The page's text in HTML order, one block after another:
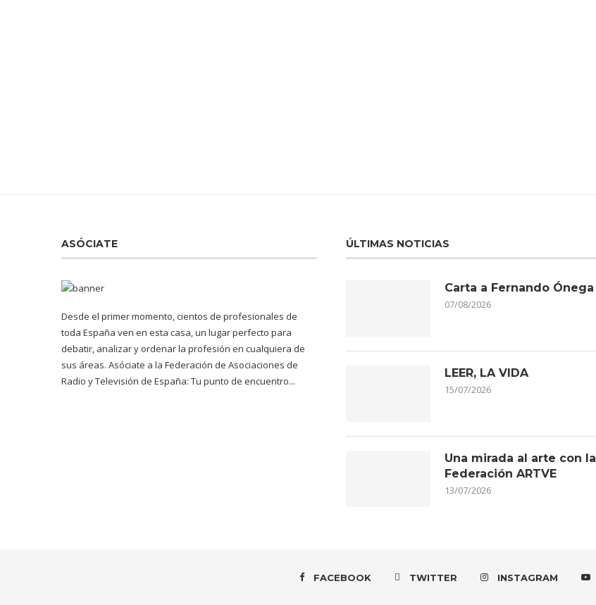
ASÓCIATE
Desde el primer momento, cientos de profesionales de
toda España ven en esta casa, un lugar perfecto para
debatir, analizar y ordenar la profesión en cualquiera de
sus áreas. Asóciate a la Federación de Asociaciones de
Radio y Televisión de España: Tu punto de encuentro...
ÚLTIMAS NOTICIAS
Carta a Fernando Ónega
07/08/2026
LEER, LA VIDA
15/07/2026
Una mirada al arte con la
Federación ARTVE
13/07/2026
FACEBOOK TWITTER INSTAGRAM